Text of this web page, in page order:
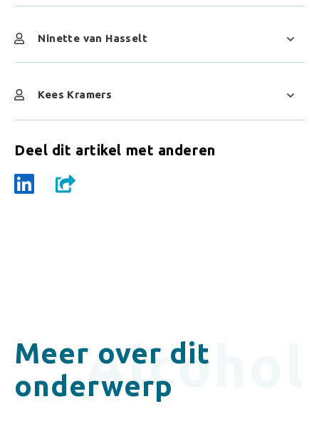
Ninette van Hasselt
Kees Kramers
Deel dit artikel met anderen
Meer over dit
onderwerp
Alcohol